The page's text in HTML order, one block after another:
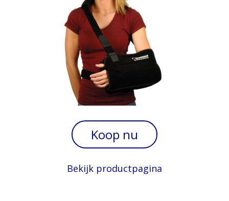
Koop nu
Bekijk productpagina